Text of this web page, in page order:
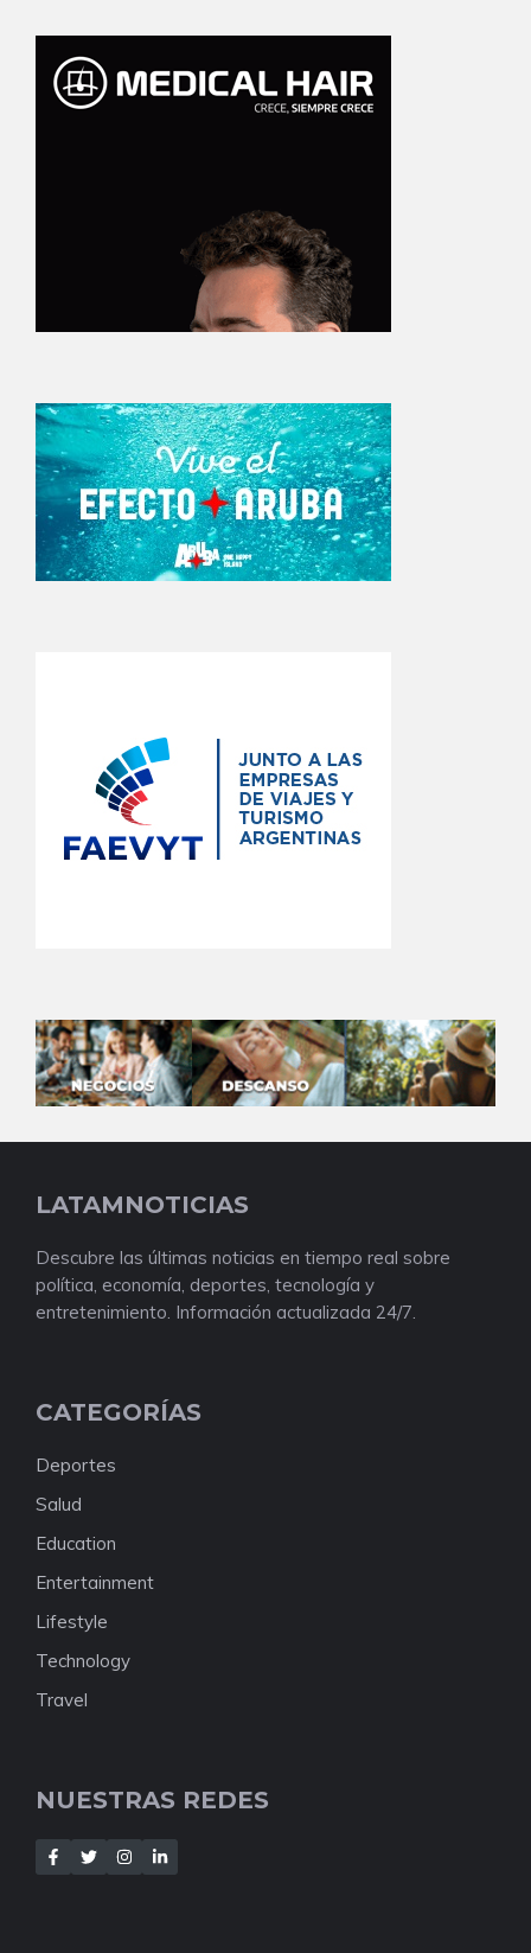
LATAMNOTICIAS
Descubre las últimas noticias en tiempo real sobre
política, economía, deportes, tecnología y
entretenimiento. Información actualizada 24/7.
CATEGORÍAS
Deportes
Salud
Education
Entertainment
Lifestyle
Technology
Travel
NUESTRAS REDES